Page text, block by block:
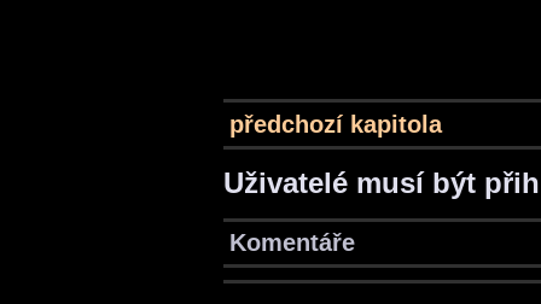
předchozí kapitola
Uživatelé musí být
Komentáře